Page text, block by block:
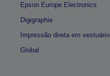
Epson Europe Electronics
Digigraphie
Impressão direta em vestuário
Global